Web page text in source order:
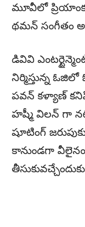
మూవీలో
థమన్ సంగీతం
డివివి
నిర్మిస్తున్న
పవన్ కళ్యాణ్
హష్మీ విలన్ గా
షూటింగ్
కానుండగా